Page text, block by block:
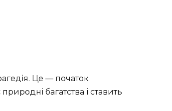
Це — початок
багатства і ставить